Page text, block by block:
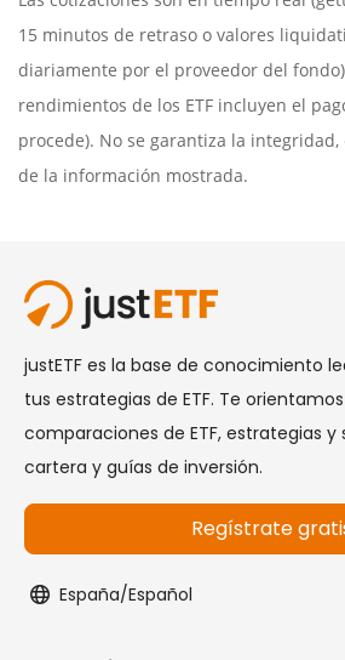
15 minutos de retraso o valores
diariamente por el proveedor del
rendimientos de los ETF incluyen el
procede). No se garantiza la
de la información mostrada.